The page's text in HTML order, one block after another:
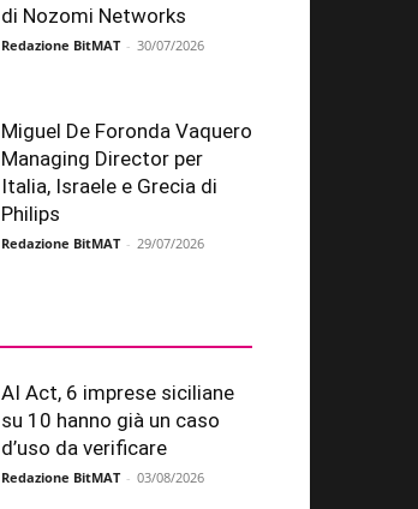
di Nozomi Networks
Redazione BitMAT - 30/07/2026
Miguel De Foronda Vaquero
Managing Director per
Italia, Israele e Grecia di
Philips
Redazione BitMAT - 29/07/2026
AI Act, 6 imprese siciliane
su 10 hanno già un caso
d’uso da verificare
Redazione BitMAT - 03/08/2026